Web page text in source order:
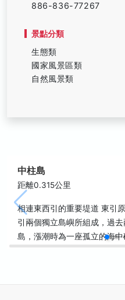
886-836-77267
景點分類
生態類
國家風景區類
自然風景類
中柱島
距離0.315公里
相連東西引的重要堤道 東引
引兩個獨立島嶼所組成，過
島，漲潮時為一座孤立的海